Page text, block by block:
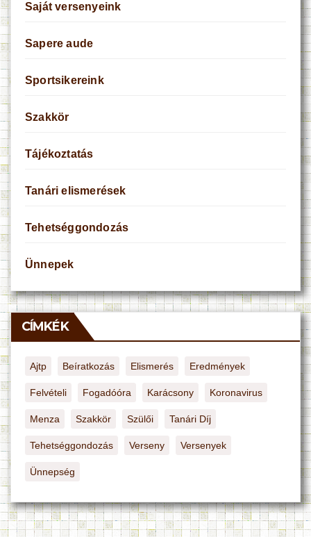
Saját versenyeink
Sapere aude
Sportsikereink
Szakkör
Tájékoztatás
Tanári elismerések
Tehetséggondozás
Ünnepek
CÍMKÉK
Ajtp Beíratkozás Elismerés Eredmények
Felvételi Fogadóóra Karácsony Koronavirus
Menza Szakkör Szülői Tanári Díj
Tehetséggondozás Verseny Versenyek
Ünnepség